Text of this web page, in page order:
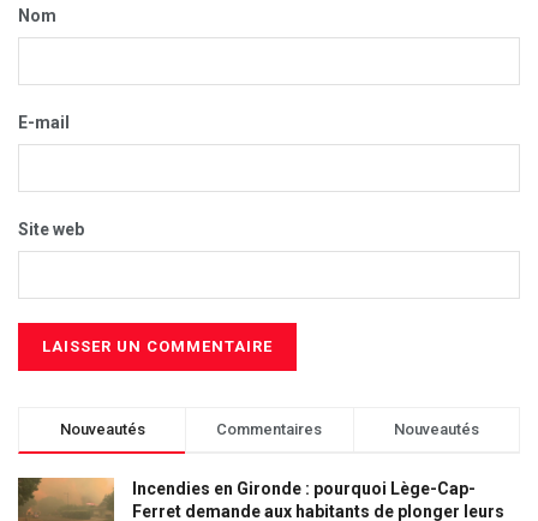
Nom
E-mail
Site web
Nouveautés Commentaires Nouveautés
Incendies en Gironde : pourquoi Lège-Cap-
Ferret demande aux habitants de plonger leurs